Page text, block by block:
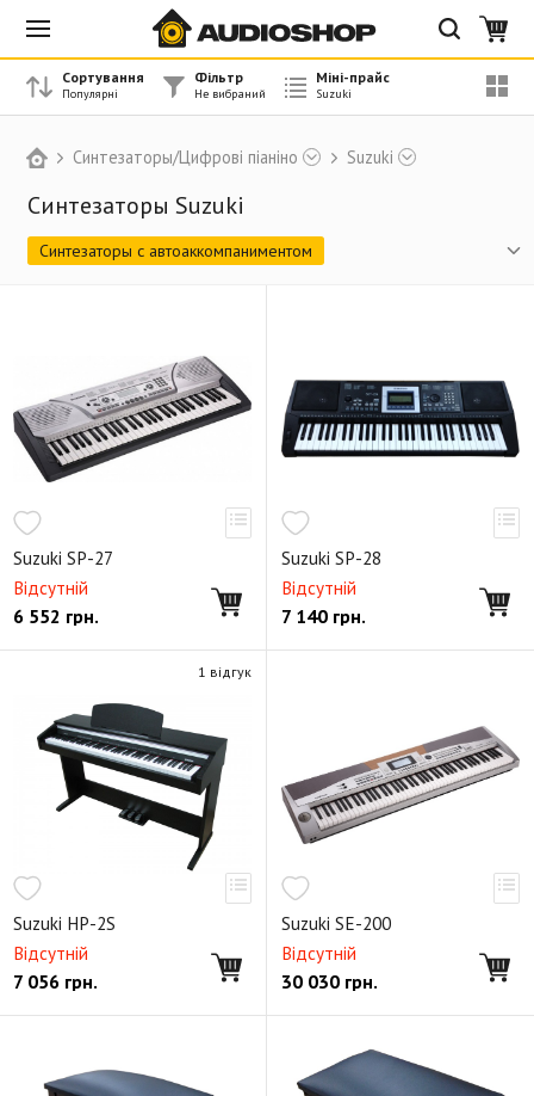
Синтезаторы/Цифрові піаніно Suzuki
Синтезаторы Suzuki
Синтезаторы с автоаккомпаниментом
Suzuki SP-27
Відсутній
6 552 грн.
Suzuki SP-28
Відсутній
7 140 грн.
Suzuki HP-2S
Відсутній
7 056 грн.
1 відгук
Suzuki SE-200
Відсутній
30 030 грн.
Сортування Фільтр Міні-прайс